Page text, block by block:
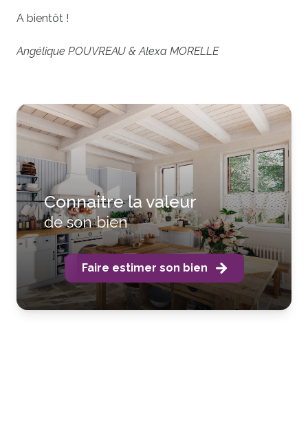
Connaitre la valeur
de son bien
Faire estimer son bien
A bientôt !
Angélique POUVREAU & Alexa MORELLE